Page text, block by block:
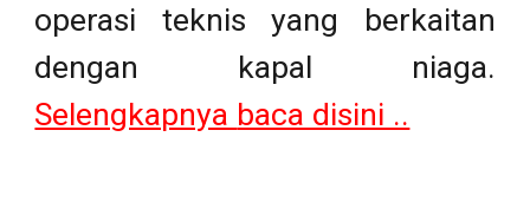
operasi teknis yang berkaitan
dengan kapal niaga.
Selengkapnya baca disini ..